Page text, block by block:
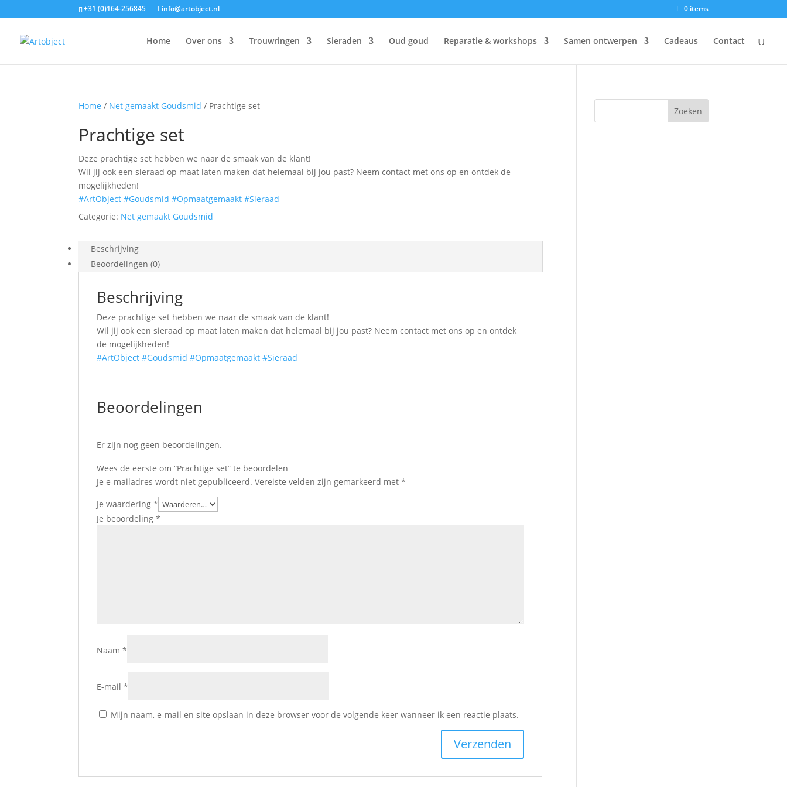
+31 (0)164-256845 info@artobject.nl 0 items
Home Over ons Trouwringen Sieraden Oud goud Reparatie & workshops Samen ontwerpen Cadeaus Contact
Home / Net gemaakt Goudsmid / Prachtige set
Prachtige set
Deze prachtige set hebben we naar de smaak van de klant!
Wil jij ook een sieraad op maat laten maken dat helemaal bij jou past? Neem contact met ons op en ontdek de
mogelijkheden!
#ArtObject #Goudsmid #Opmaatgemaakt #Sieraad
Categorie: Net gemaakt Goudsmid
Beschrijving
Beoordelingen (0)
Beschrijving
Deze prachtige set hebben we naar de smaak van de klant!
Wil jij ook een sieraad op maat laten maken dat helemaal bij jou past? Neem contact met ons op en ontdek
de mogelijkheden!
#ArtObject #Goudsmid #Opmaatgemaakt #Sieraad
Beoordelingen
Er zijn nog geen beoordelingen.
Wees de eerste om “Prachtige set” te beoordelen
Je e-mailadres wordt niet gepubliceerd. Vereiste velden zijn gemarkeerd met*
Je waardering*
Je beoordeling*
Naam*
E-mail*
Mijn naam, e-mail en site opslaan in deze browser voor de volgende keer wanneer ik een reactie plaats.